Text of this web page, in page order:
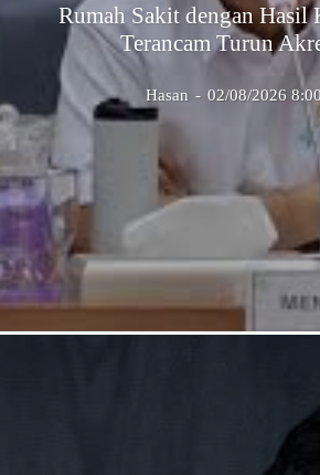
Rumah Sakit dengan
Terancam Turun
Hasan - 02/08/2026